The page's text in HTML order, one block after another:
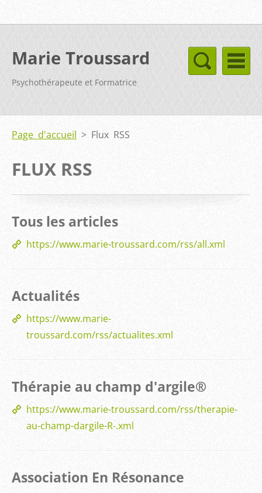
Marie Troussard
Psychothérapeute et Formatrice
Page d'accueil > Flux RSS
FLUX RSS
Tous les articles
https://www.marie-troussard.com/rss/all.xml
Actualités
https://www.marie-
troussard.com/rss/actualites.xml
Thérapie au champ d'argile®
https://www.marie-troussard.com/rss/therapie-
au-champ-dargile-R-.xml
Association En Résonance